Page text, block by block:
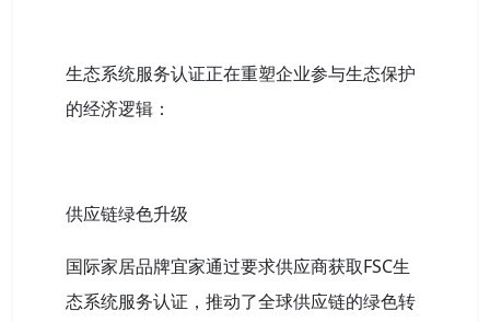
生态系统服务认证正在重塑企业参与生态保护
的经济逻辑：
供应链绿色升级
国际家居品牌宜家通过要求供应商获取FSC生
态系统服务认证，推动了全球供应链的绿色转